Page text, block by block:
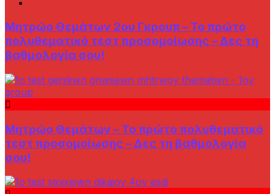
Μητρώο Θεμάτων 2ου Γκρουπ – Το πρώτο
πολυθεματικό τεστ προσομοίωσης – Δες τη
βαθμολογία σου!
Μητρώο Θεμάτων – Το πρώτο πολυθεματικό
τεστ προσομοίωσης – Δες τη βαθμολογία
σου!